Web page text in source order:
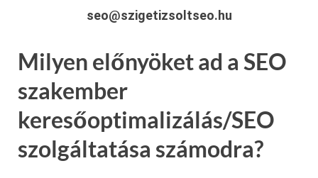
seo@szigetizsoltseo.hu
Milyen előnyöket ad a SEO
szakember
keresőoptimalizálás/SEO
szolgáltatása számodra?